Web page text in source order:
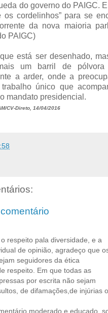
do governo do PAIGC.
os cordelinhos” para se
da nova maioria
PAIGC)
está ser desenhado,
um barril de
a arder, onde a
único que
mandato presidencial.
CV-Direto, 14/04/2016
respeito pala diversidade, e a
de opinião, agradeço que
seguidores da ética
respeito. Em que todas as
por escrita não sejam
de difamações,de injúrias
moderado e educado,